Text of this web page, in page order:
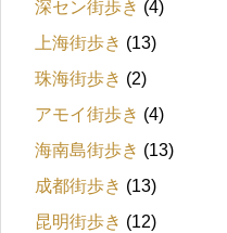
深セン街歩き (4)
上海街歩き (13)
珠海街歩き (2)
アモイ街歩き (4)
海南島街歩き (13)
成都街歩き (13)
昆明街歩き (12)